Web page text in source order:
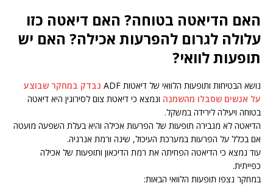
האם הדיאטה בטוחה? האם דיאטה כזו
עלולה לגרום להפרעות אכילה? האם יש
תופעות לוואי?
נושא הבטיחות ותופעות הלוואי של דיאטות ADF
נבדק במחקר שבוצע
על אנשים שסבלו מהשמנה ונמצא כי דיאטת צום לסירוגין היא דיאטה
בטוחה ויעילה לירידה במשקל.
הדיאטה לא מגבירה תופעות של הפרעות אכילה והיא בעלת השפעה מועטה
אם בכלל על הפרעות במערכת העיכול, שינה ורמת אנרגיה.
עוד נמצא כי הדיאטה הפחיתה את רמת הדיכאון ותופעות של אכילה
כפייתית.
במחקר נצפו תופעות הלוואי הבאות: